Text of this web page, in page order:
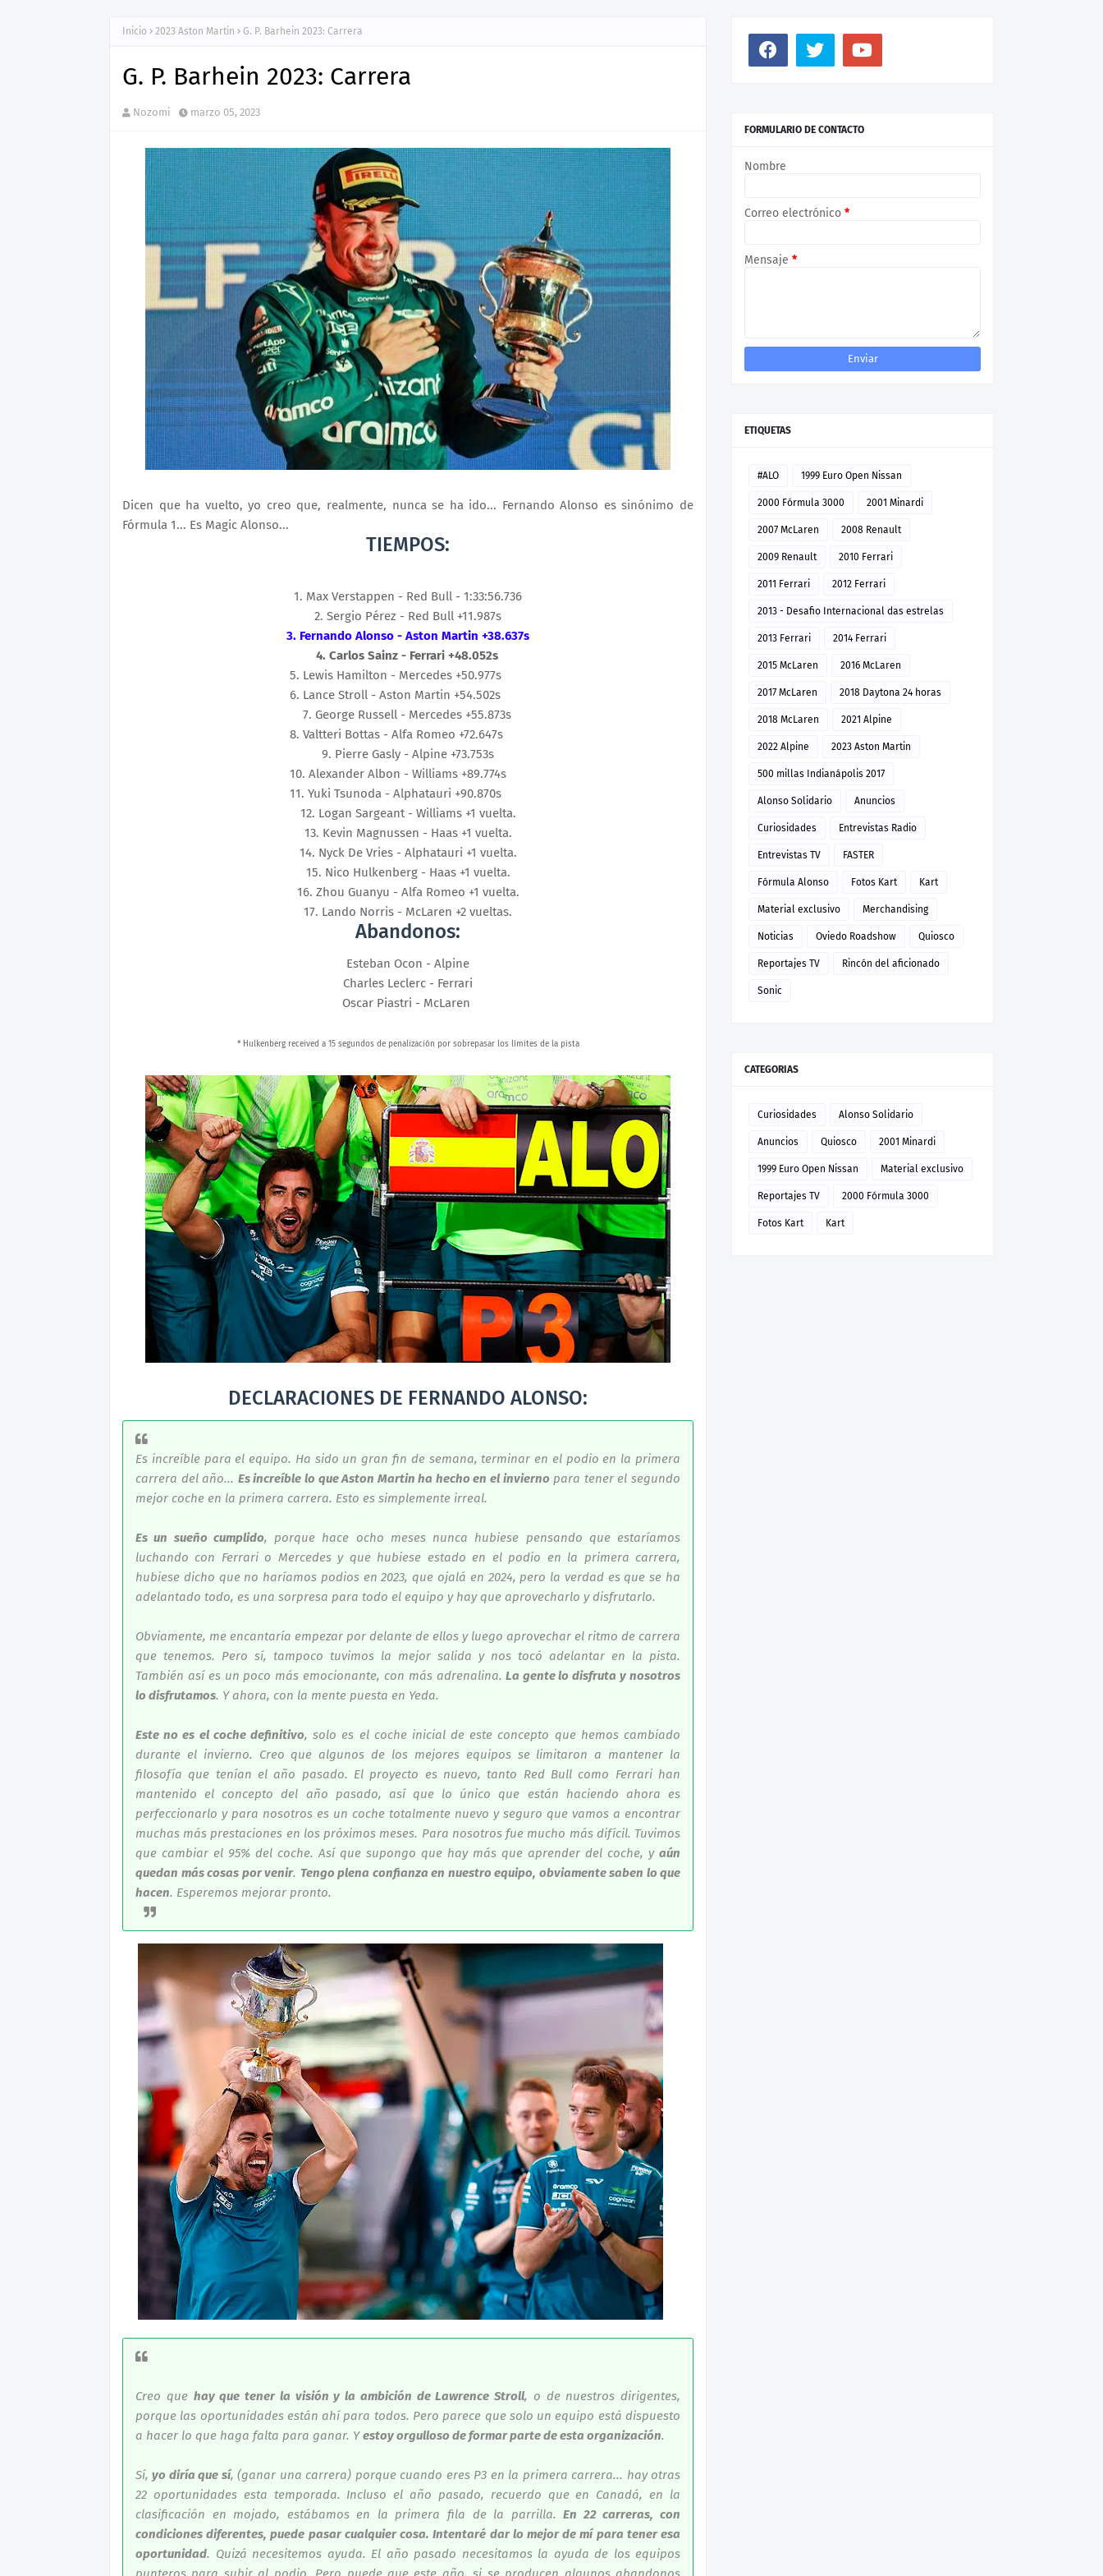
Inicio 2023 Aston Martin G. P. Barhein 2023: Carrera
G. P. Barhein 2023: Carrera
Nozomi marzo 05, 2023
Dicen que ha vuelto, yo creo que, realmente, nunca se ha ido... Fernando Alonso es sinónimo de
Fórmula 1... Es Magic Alonso...
TIEMPOS:
1. Max Verstappen - Red Bull - 1:33:56.736
2. Sergio Pérez - Red Bull +11.987s
3. Fernando Alonso - Aston Martin +38.637s
4. Carlos Sainz - Ferrari +48.052s
5. Lewis Hamilton - Mercedes +50.977s
6. Lance Stroll - Aston Martin +54.502s
7. George Russell - Mercedes +55.873s
8. Valtteri Bottas - Alfa Romeo +72.647s
9. Pierre Gasly - Alpine +73.753s
10. Alexander Albon - Williams +89.774s
11. Yuki Tsunoda - Alphatauri +90.870s
12. Logan Sargeant - Williams +1 vuelta.
13. Kevin Magnussen - Haas +1 vuelta.
14. Nyck De Vries - Alphatauri +1 vuelta.
15. Nico Hulkenberg - Haas +1 vuelta.
16. Zhou Guanyu - Alfa Romeo +1 vuelta.
17. Lando Norris - McLaren +2 vueltas.
Abandonos:
Esteban Ocon - Alpine
Charles Leclerc - Ferrari
Oscar Piastri - McLaren
* Hulkenberg received a 15 segundos de penalización por sobrepasar los límites de la pista
DECLARACIONES DE FERNANDO ALONSO:
Es increíble para el equipo. Ha sido un gran fin de semana, terminar en el podio en la primera
carrera del año... Es increíble lo que Aston Martin ha hecho en el invierno para tener el segundo
mejor coche en la primera carrera. Esto es simplemente irreal.
Es un sueño cumplido, porque hace ocho meses nunca hubiese pensando que estaríamos
luchando con Ferrari o Mercedes y que hubiese estado en el podio en la primera carrera,
hubiese dicho que no haríamos podios en 2023, que ojalá en 2024, pero la verdad es que se ha
adelantado todo, es una sorpresa para todo el equipo y hay que aprovecharlo y disfrutarlo.
Obviamente, me encantaría empezar por delante de ellos y luego aprovechar el ritmo de carrera
que tenemos. Pero sí, tampoco tuvimos la mejor salida y nos tocó adelantar en la pista.
También así es un poco más emocionante, con más adrenalina. La gente lo disfruta y nosotros
lo disfrutamos. Y ahora, con la mente puesta en Yeda.
Este no es el coche definitivo, solo es el coche inicial de este concepto que hemos cambiado
durante el invierno. Creo que algunos de los mejores equipos se limitaron a mantener la
filosofía que tenían el año pasado. El proyecto es nuevo, tanto Red Bull como Ferrari han
mantenido el concepto del año pasado, así que lo único que están haciendo ahora es
perfeccionarlo y para nosotros es un coche totalmente nuevo y seguro que vamos a encontrar
muchas más prestaciones en los próximos meses. Para nosotros fue mucho más difícil. Tuvimos
que cambiar el 95% del coche. Así que supongo que hay más que aprender del coche, y aún
quedan más cosas por venir. Tengo plena confianza en nuestro equipo, obviamente saben lo que
hacen. Esperemos mejorar pronto.
Creo que hay que tener la visión y la ambición de Lawrence Stroll, o de nuestros dirigentes,
porque las oportunidades están ahí para todos. Pero parece que solo un equipo está dispuesto
a hacer lo que haga falta para ganar. Yestoy orgulloso de formar parte de esta organización.
Sí,yo diría que sí, (ganar una carrera) porque cuando eres P3 en la primera carrera... hay otras
22 oportunidades esta temporada. Incluso el año pasado, recuerdo que en Canadá, en la
clasificación en mojado, estábamos en la primera fila de la parrilla.En 22 carreras, con
condiciones diferentes, puede pasar cualquier cosa. Intentaré dar lo mejor de mí para tener esa
oportunidad. Quizá necesitemos ayuda. El año pasado necesitamos la ayuda de los equipos
FORMULARIO DE CONTACTO
Nombre
Correo electrónico *
Mensaje *
ETIQUETAS
#ALO 1999 Euro Open Nissan
2000 Fórmula 3000 2001 Minardi
2007 McLaren 2008 Renault
2009 Renault 2010 Ferrari
2011 Ferrari 2012 Ferrari
2013 - Desafio Internacional das estrelas
2013 Ferrari 2014 Ferrari
2015 McLaren 2016 McLaren
2017 McLaren 2018 Daytona 24 horas
2018 McLaren 2021 Alpine
2022 Alpine 2023 Aston Martin
500 millas Indianápolis 2017
Alonso Solidario Anuncios
Curiosidades Entrevistas Radio
Entrevistas TV FASTER
Fórmula Alonso Fotos Kart Kart
Material exclusivo Merchandising
Noticias Oviedo Roadshow Quiosco
Reportajes TV Rincón del aficionado
Sonic
CATEGORIAS
Curiosidades Alonso Solidario
Anuncios Quiosco 2001 Minardi
1999 Euro Open Nissan Material exclusivo
Reportajes TV 2000 Fórmula 3000
Fotos Kart Kart